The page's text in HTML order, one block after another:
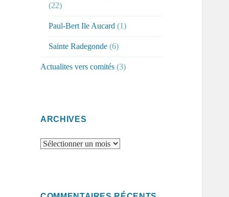
(22)
Paul-Bert Ile Aucard (1)
Sainte Radegonde (6)
Actualites vers comités (3)
ARCHIVES
Archives